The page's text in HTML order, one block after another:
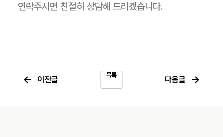
연락주시면 친절히 상담해 드리겠습니다.
목록
← 이전글 다음글 →